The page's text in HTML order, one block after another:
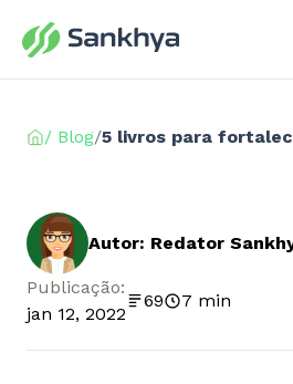
/ Blog/
Autor: Redator
Publicação:
jan 12, 2022
69 7 min